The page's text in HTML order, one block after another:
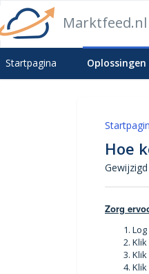
Startpagina Oplossingen
Hoe
Zorg
Klik